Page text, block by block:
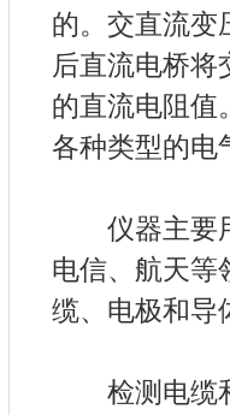
的。交直流变
后直流电桥将
的直流电阻值
各种类型的电
仪器主要用
电信、航天等
缆、电极和导
检测电缆和